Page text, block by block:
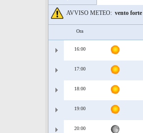
AVVISO METEO: vento forte
Ora
16:00
17:00
18:00
19:00
20:00